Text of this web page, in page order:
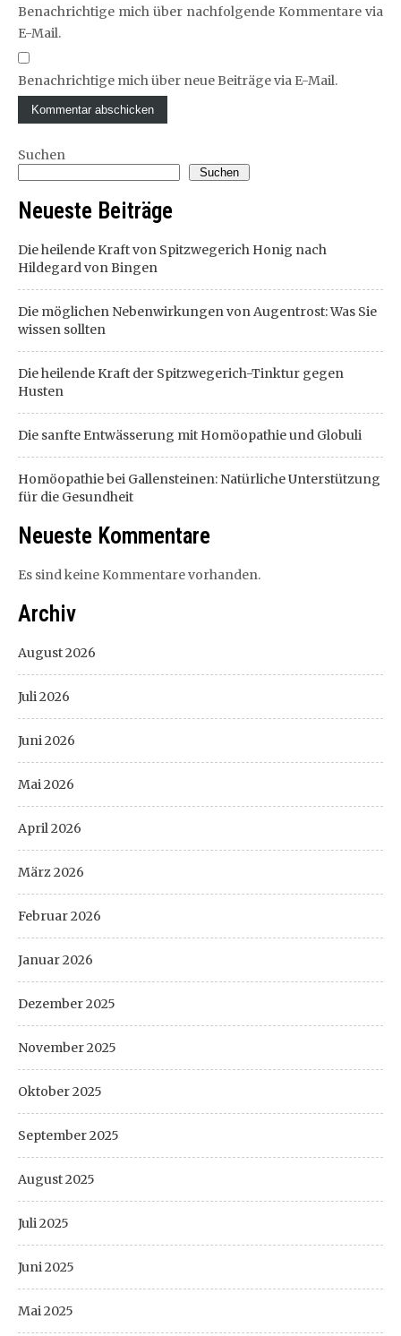
Benachrichtige mich über nachfolgende Kommentare via
E-Mail.
Benachrichtige mich über neue Beiträge via E-Mail.
Suchen
Suchen
Neueste Beiträge
Die heilende Kraft von Spitzwegerich Honig nach
Hildegard von Bingen
Die möglichen Nebenwirkungen von Augentrost: Was Sie
wissen sollten
Die heilende Kraft der Spitzwegerich-Tinktur gegen
Husten
Die sanfte Entwässerung mit Homöopathie und Globuli
Homöopathie bei Gallensteinen: Natürliche Unterstützung
für die Gesundheit
Neueste Kommentare
Es sind keine Kommentare vorhanden.
Archiv
August 2026
Juli 2026
Juni 2026
Mai 2026
April 2026
März 2026
Februar 2026
Januar 2026
Dezember 2025
November 2025
Oktober 2025
September 2025
August 2025
Juli 2025
Juni 2025
Mai 2025